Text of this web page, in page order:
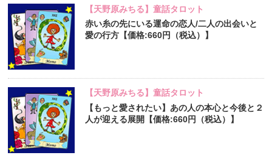
【天野原みちる】童話タロット
赤い糸の先にいる運命の恋人/二人の出会いと
愛の行方【価格:660円（税込）】
【天野原みちる】童話タロット
【もっと愛されたい】あの人の本心と今後と２
人が迎える展開【価格:660円（税込）】